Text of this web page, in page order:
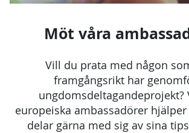
Möt våra
Vill du prata med någon
framgångsrikt har
ungdomsdeltagandeprojekt?
europeiska ambassadörer
delar gärna med sig av sina